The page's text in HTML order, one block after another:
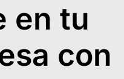
en tu
con